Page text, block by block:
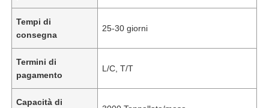
Tempi di
consegna
25-30 giorni
Termini di
pagamento
L/C, T/T
Capacità di